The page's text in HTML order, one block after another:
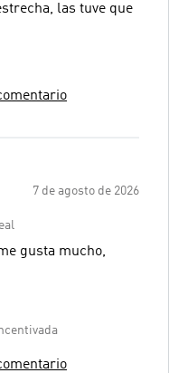
las tuve que
7 de agosto de 2026
gusta mucho,